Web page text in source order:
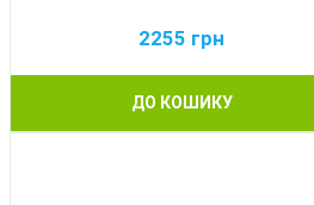
2255 грн
ДО КОШИКУ